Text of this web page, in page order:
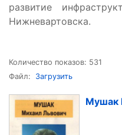
развитие
Нижневартовска.
Количество показов: 531
Файл: Загрузить
Мушак